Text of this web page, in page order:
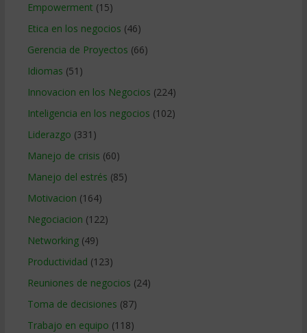
Empowerment (15)
Etica en los negocios (46)
Gerencia de Proyectos (66)
Idiomas (51)
Innovacion en los Negocios (224)
Inteligencia en los negocios (102)
Liderazgo (331)
Manejo de crisis (60)
Manejo del estrés (85)
Motivacion (164)
Negociacion (122)
Networking(49)
Productividad (123)
Reuniones de negocios (24)
Toma de decisiones (87)
Trabajo en equipo (118)